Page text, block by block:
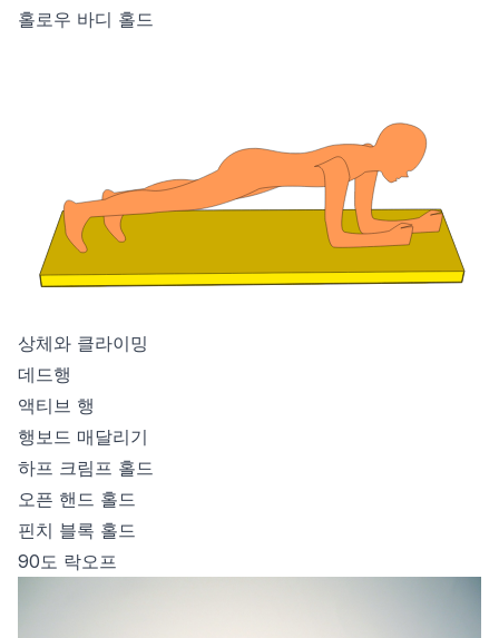
홀로우 바디 홀드
상체와 클라이밍
데드행
액티브 행
행보드 매달리기
하프 크림프 홀드
오픈 핸드 홀드
핀치 블록 홀드
90도 락오프